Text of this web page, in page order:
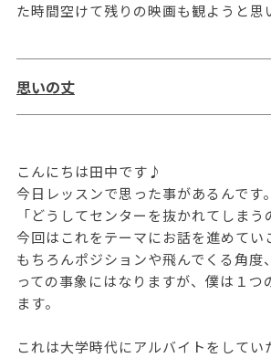
た時間空けて残りの映画も観ようと思
思いの丈
こんにちは田中です♪
今日レッスンで思った事があるんです。
「どうしてセンターを抜かれてしまう
今回はこれをテーマにお話を進めてい
もちろんポジションや飛んでくる角度
っての事象にはなりますが、僕は１つ
ます。
これは大学時代にアルバイトをしてい